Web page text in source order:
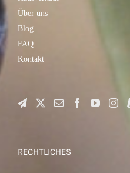
Über uns
Blog
FAQ
Kontakt
RECHTLICHES